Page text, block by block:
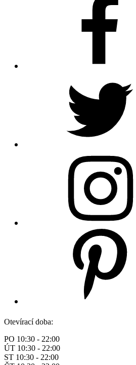
Otevírací doba:
PO 10:30 - 22:00
ÚT 10:30 - 22:00
ST 10:30 - 22:00